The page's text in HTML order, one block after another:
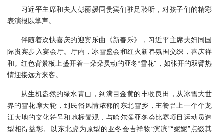
习近平主席和夫人彭丽媛同贵宾们驻足聆听，对孩子们的精彩
表演报以掌声。
伴随着欢快喜庆的迎宾乐曲《新春乐》，习近平主席夫妇同国
际贵宾步入宴会厅。厅内，冰雪盛会和红火新春氛围交织，喜庆祥
和。红色背景板上盛开着一朵朵灵动的亚冬“雪花”，如张开的双臂热
情迎接远方来客。
从生机盎然的绿水青山，到满目金黄的丰收良田，从冰雪大世
界的雪花摩天轮，到民俗风情浓郁的东北雪乡，主餐台上一个个龙
江大地的文化符号和地标景观，与哈尔滨亚冬会比赛项目运动员造
型相得益彰。以东北虎为原型的亚冬会吉祥物“滨滨”“妮妮”点缀其